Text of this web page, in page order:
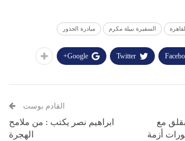
السفيرة نبيلة مكرم مبادرة الجذور
Twitter
Google+
مع
أزمة
القادم بوست
ابراهيم نصر يكتب : من ملامح
الهجرة